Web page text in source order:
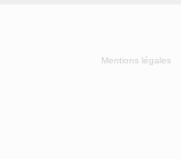
Mentions légales